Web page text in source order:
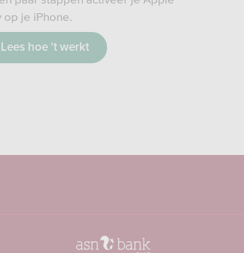
op je iPhone.
Lees hoe 't werkt